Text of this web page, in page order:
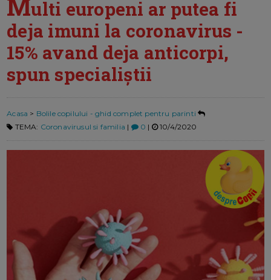
ulti europeni ar putea fi
deja imuni la coronavirus -
15% avand deja anticorpi,
spun specialiștii
Acasa > Bolile copilului - ghid complet pentru parinti
TEMA: Coronavirusul si familia | 0 | 10/4/2020